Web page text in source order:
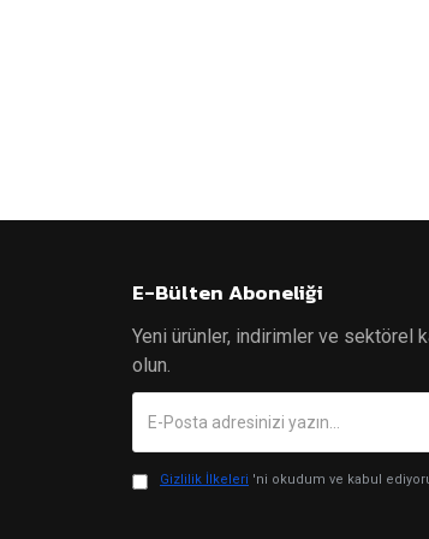
E-Bülten Aboneliği
Yeni ürünler, indirimler ve sektörel
olun.
Gizlilik İlkeleri 'ni okudum ve kabul